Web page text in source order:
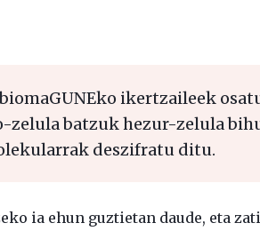
biomaGUNEko ikertzaileek
zelula batzuk hezur-zelula
deszifratu ditu.
ia ehun guztietan daude, eta